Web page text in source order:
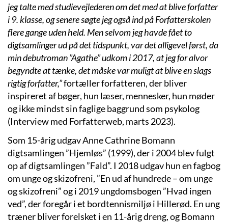
jeg talte med studievejlederen om det med at blive forfatter
i 9. klasse, og senere søgte jeg også ind på Forfatterskolen
flere gange uden held. Men selvom jeg havde fået to
digtsamlinger ud på det tidspunkt, var det alligevel først, da
min debutroman ”Agathe” udkom i 2017, at jeg for alvor
begyndte at tænke, det måske var muligt at blive en slags
rigtig forfatter,”fortæller forfatteren, der bliver
inspireret af bøger, hun læser, mennesker, hun møder
og ikke mindst sin faglige baggrund som psykolog
(Interview med Forfatterweb, marts 2023).
Som 15-årig udgav Anne Cathrine Bomann
digtsamlingen ”Hjemløs” (1999), der i 2004 blev fulgt
op af digtsamlingen ”Fald”. I 2018 udgav hun en fagbog
om unge og skizofreni, ”En ud af hundrede – om unge
og skizofreni” og i 2019 ungdomsbogen ”Hvad ingen
ved”, der foregår i et bordtennismiljø i Hillerød. En ung
træner bliver forelsket i en 11-årig dreng, og Bomann